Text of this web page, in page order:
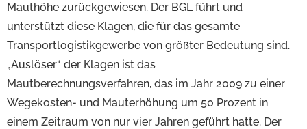
Mauthöhe zurückgewiesen. Der BGL führt und
unterstützt diese Klagen, die für das gesamte
Transportlogistikgewerbe von größter Bedeutung sind.
„Auslöser“ der Klagen ist das
Mautberechnungsverfahren, das im Jahr 2009 zu einer
Wegekosten- und Mauterhöhung um 50 Prozent in
einem Zeitraum von nur vier Jahren geführt hatte. Der